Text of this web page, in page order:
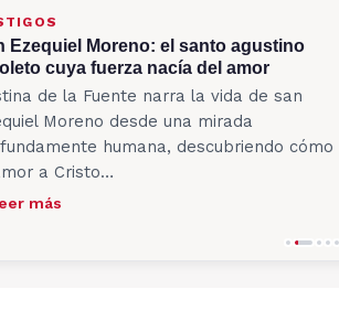
Ezequiel Moreno: el santo agustino
cuya fuerza nacía del amor
de la Fuente narra la vida de san
Moreno desde una mirada
humana, descubriendo cómo
a Cristo…
más